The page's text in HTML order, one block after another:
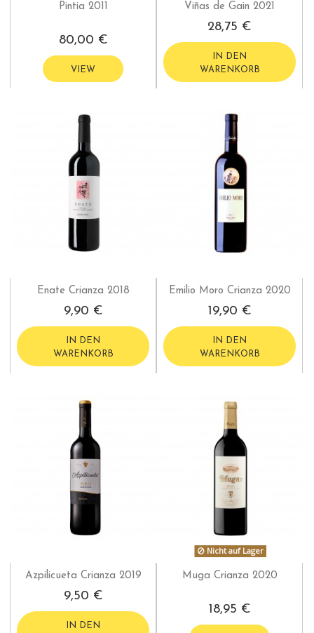
Pintia 2011
80,00 €
VIEW
Viñas de Gain 2021
28,75 €
IN DEN
WARENKORB
Enate Crianza 2018
9,90 €
IN DEN
WARENKORB
Emilio Moro Crianza 2020
19,90 €
IN DEN
WARENKORB
Azpilicueta Crianza 2019
9,50 €
IN DEN
Nicht auf Lager
Muga Crianza 2020
18,95 €